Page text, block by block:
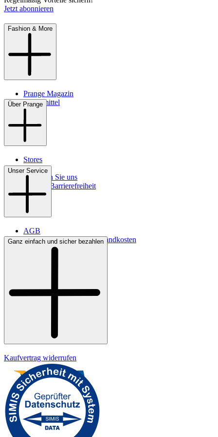
Jetzt abonnieren
Fashion & More
Prange Magazin
Pflegemittel
Über Prange
Stores
Kontakt
So finden Sie uns
Digitale Barrierefreiheit
Unser Service
AGB
Lieferbedingungen & Versandkosten
Bezahlung
Ganz einfach und sicher bezahlen
Kaufvertrag widerrufen